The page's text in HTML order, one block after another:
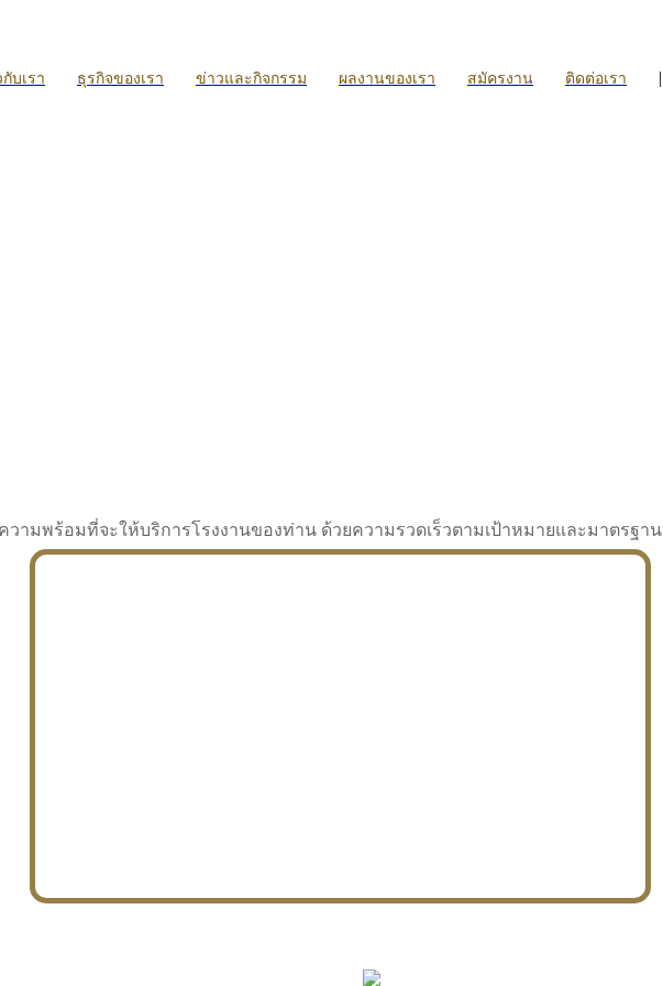
กับเรา ธุรกิจของเรา ข่าวและกิจกรรม ผลงานของเรา สมัครงาน ติดต่อเรา |
มพร้อมที่จะให้บริการโรงงานของท่าน ด้วยความรวดเร็วตามเป้าหมายและมาตรฐาน